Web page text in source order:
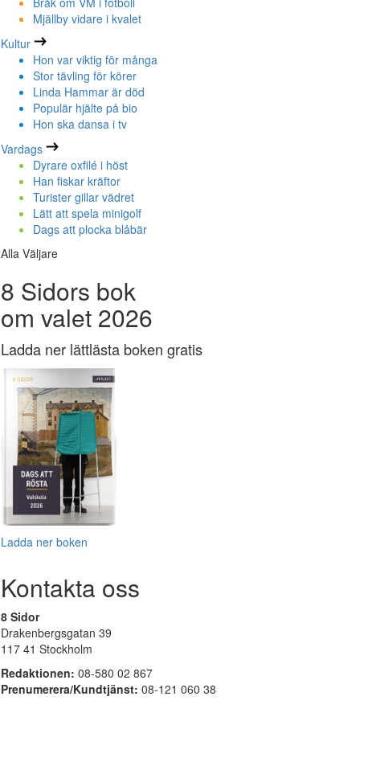
Mjällby vidare i kvalet
Kultur
Hon var viktig för många
Stor tävling för körer
Linda Hammar är död
Populär hjälte på bio
Hon ska dansa i tv
Vardags
Dyrare oxfilé i höst
Han fiskar kräftor
Turister gillar vädret
Lätt att spela minigolf
Dags att plocka blåbär
Alla Väljare
8 Sidors bok
om valet 2026
Ladda ner lättlästa boken gratis
Ladda ner boken
Kontakta oss
8 Sidor
Drakenbergsgatan 39
117 41 Stockholm
Redaktionen: 08-580 02 867
Prenumerera/Kundtjänst: 08-121 060 38